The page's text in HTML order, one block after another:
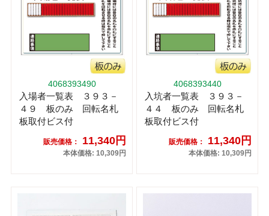
4068393490
入場者一覧表 ３９３－
４９ 板のみ 回転名札
板取付ビス付
販売価格： 11,340円
本体価格: 10,309円
4068393440
入坑者一覧表 ３９３－
４４ 板のみ 回転名札
板取付ビス付
販売価格： 11,340円
本体価格: 10,309円